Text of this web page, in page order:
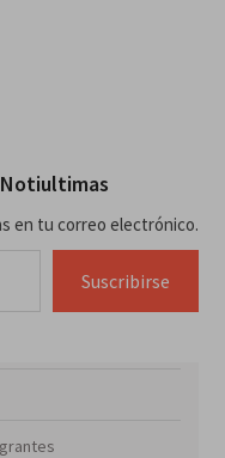
en tu correo electrónico.
Suscribirse